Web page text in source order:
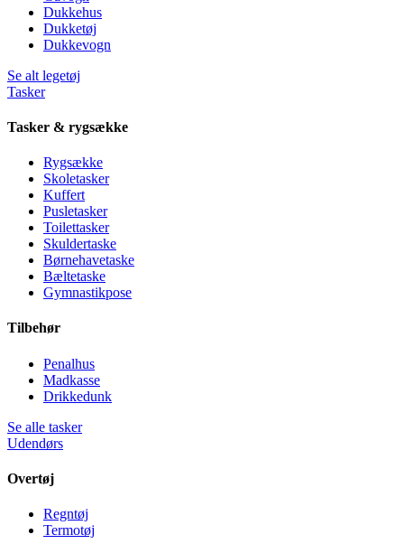
Dukkehus
Dukketøj
Dukkevogn
Se alt legetøj
Tasker
Tasker & rygsække
Rygsække
Skoletasker
Kuffert
Pusletasker
Toilettasker
Skuldertaske
Børnehavetaske
Bæltetaske
Gymnastikpose
Tilbehør
Penalhus
Madkasse
Drikkedunk
Se alle tasker
Udendørs
Overtøj
Regntøj
Termotøj